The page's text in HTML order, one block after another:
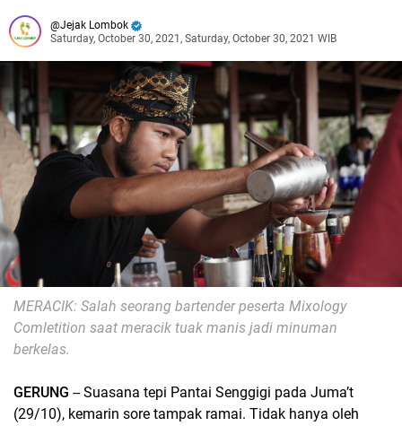
Jejak Lombok
Saturday, October 30, 2021, Saturday, October 30, 2021 WIB
MERACIK: Salah seorang bartender peserta Mixology
Comletition saat meracik tuak manis jadi minuman
berkelas.
GERUNG -- Suasana tepi Pantai Senggigi pada Juma’t
(29/10), kemarin sore tampak ramai. Tidak hanya oleh